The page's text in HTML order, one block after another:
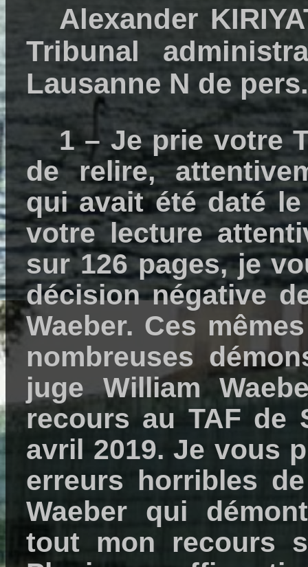
Alexander
Tribunal
Lausanne N de
1 – Je prie votre
de relire,
qui avait été daté
votre lecture
sur 126 pages, je
décision négative
Waeber. Ces
nombreuses
juge William
recours au TAF de
avril 2019. Je vous
erreurs horribles
Waeber qui
tout mon recours